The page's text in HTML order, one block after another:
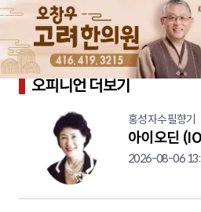
오피니언 더보기
홍성자수필향기
아이오딘
2026-08-06